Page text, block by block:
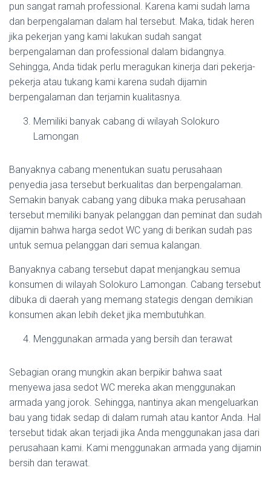
pun sangat ramah professional. Karena kami sudah lama
dan berpengalaman dalam hal tersebut. Maka, tidak heren
jika pekerjan yang kami lakukan sudah sangat
berpengalaman dan professional dalam bidangnya.
Sehingga, Anda tidak perlu meragukan kinerja dari pekerja-
pekerja atau tukang kami karena sudah dijamin
berpengalaman dan terjamin kualitasnya.
Memiliki banyak cabang di wilayah Solokuro
Lamongan
Banyaknya cabang menentukan suatu perusahaan
penyedia jasa tersebut berkualitas dan berpengalaman.
Semakin banyak cabang yang dibuka maka perusahaan
tersebut memiliki banyak pelanggan dan peminat dan sudah
dijamin bahwa harga sedot WC yang di berikan sudah pas
untuk semua pelanggan dari semua kalangan.
Banyaknya cabang tersebut dapat menjangkau semua
konsumen di wilayah Solokuro Lamongan. Cabang tersebut
dibuka di daerah yang memang stategis dengan demikian
konsumen akan lebih deket jika membutuhkan.
Menggunakan armada yang bersih dan terawat
Sebagian orang mungkin akan berpikir bahwa saat
menyewa jasa sedot WC mereka akan menggunakan
armada yang jorok. Sehingga, nantinya akan mengeluarkan
bau yang tidak sedap di dalam rumah atau kantor Anda. Hal
tersebut tidak akan terjadi jika Anda menggunakan jasa dari
perusahaan kami. Kami menggunakan armada yang dijamin
bersih dan terawat.